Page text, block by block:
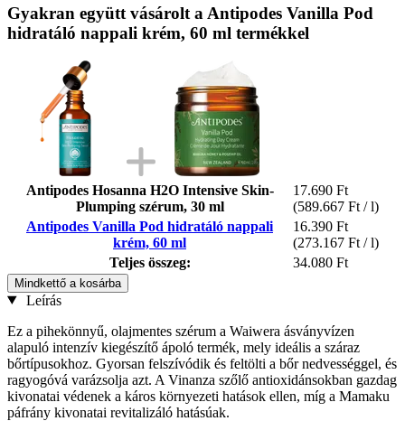
Gyakran együtt vásárolt a Antipodes Vanilla Pod
hidratáló nappali krém, 60 ml termékkel
Antipodes Hosanna H2O Intensive Skin-
Plumping szérum, 30 ml
17.690 Ft
(589.667 Ft / l)
Antipodes Vanilla Pod hidratáló nappali
krém, 60 ml
16.390 Ft
(273.167 Ft / l)
Teljes összeg:
34.080 Ft
Mindkettő a kosárba
Leírás
Ez a pihekönnyű, olajmentes szérum a Waiwera ásványvízen
alapuló intenzív kiegészítő ápoló termék, mely ideális a száraz
bőrtípusokhoz. Gyorsan felszívódik és feltölti a bőr nedvességgel, és
ragyogóvá varázsolja azt. A Vinanza szőlő antioxidánsokban gazdag
kivonatai védenek a káros környezeti hatások ellen, míg a Mamaku
páfrány kivonatai revitalizáló hatásúak.